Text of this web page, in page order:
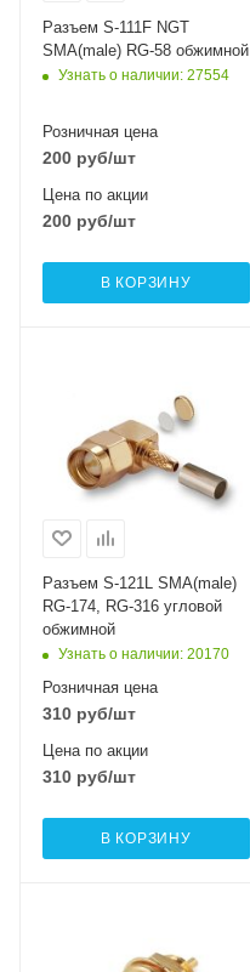
Разъем S-111F NGT
SMA(male) RG-58 обжимной
Узнать о наличии: 27554
Розничная цена
200 руб/шт
Цена по акции
200 руб/шт
В КОРЗИНУ
Разъем S-121L SMA(male)
RG-174, RG-316 угловой
обжимной
Узнать о наличии: 20170
Розничная цена
310 руб/шт
Цена по акции
310 руб/шт
В КОРЗИНУ